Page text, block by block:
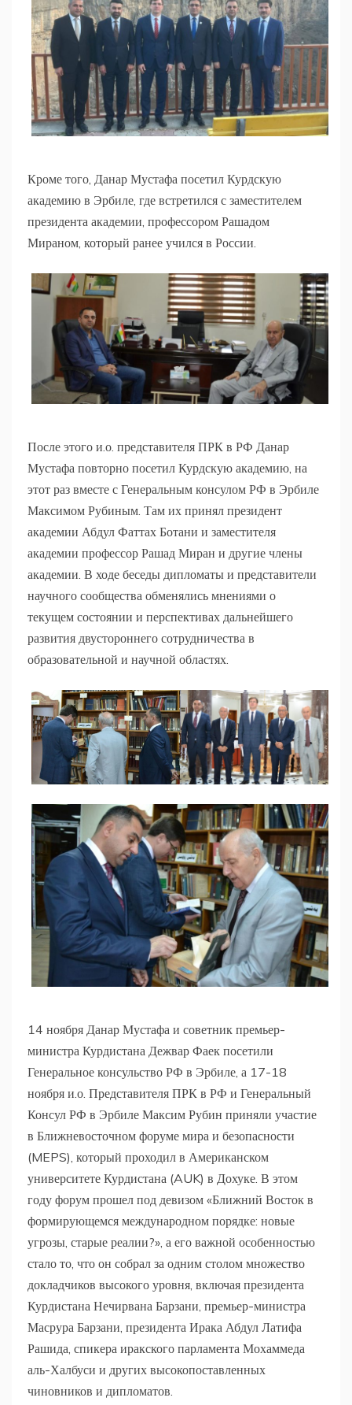
Кроме того, Данар Мустафа посетил Курдскую
академию в Эрбиле, где встретился с заместителем
президента академии, профессором Рашадом
Мираном, который ранее учился в России.
После этого и.о. представителя ПРК в РФ Данар
Мустафа повторно посетил Курдскую академию, на
этот раз вместе с Генеральным консулом РФ в Эрбиле
Максимом Рубиным. Там их принял президент
академии Абдул Фаттах Ботани и заместителя
академии профессор Рашад Миран и другие члены
академии. В ходе беседы дипломаты и представители
научного сообщества обменялись мнениями о
текущем состоянии и перспективах дальнейшего
развития двустороннего сотрудничества в
образовательной и научной областях.
14 ноября Данар Мустафа и советник премьер-
министра Курдистана Дежвар Фаек посетили
Генеральное консульство РФ в Эрбиле, а 17-18
ноября и.о. Представителя ПРК в РФ и Генеральный
Консул РФ в Эрбиле Максим Рубин приняли участие
в Ближневосточном форуме мира и безопасности
(MEPS), который проходил в Американском
университете Курдистана (AUK) в Дохуке. В этом
году форум прошел под девизом «Ближний Восток в
формирующемся международном порядке: новые
угрозы, старые реалии?», а его важной особенностью
стало то, что он собрал за одним столом множество
докладчиков высокого уровня, включая президента
Курдистана Нечирвана Барзани, премьер-министра
Масрура Барзани, президента Ирака Абдул Латифа
Рашида, спикера иракского парламента Мохаммеда
аль-Халбуси и других высокопоставленных
чиновников и дипломатов.